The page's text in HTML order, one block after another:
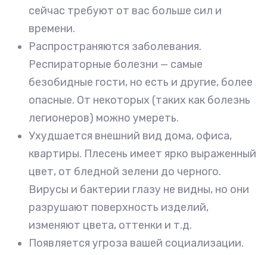
сейчас требуют от вас больше сил и
времени.
Распространяются заболевания.
Респираторные болезни — самые
безобидные гости, но есть и другие, более
опасные. От некоторых (таких как болезнь
легионеров) можно умереть.
Ухудшается внешний вид дома, офиса,
квартиры. Плесень имеет ярко выраженный
цвет, от бледной зелени до черного.
Вирусы и бактерии глазу не видны, но они
разрушают поверхность изделий,
изменяют цвета, оттенки и т.д.
Появляется угроза вашей социализации.